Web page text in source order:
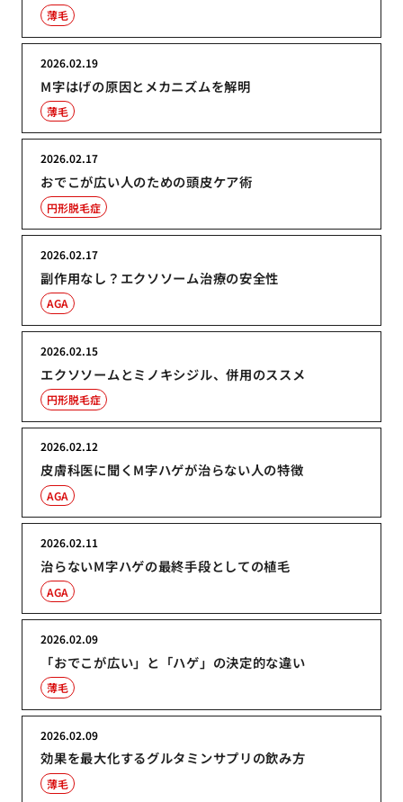
薄毛
M字はげの原因とメカニズムを解明
2026.02.19
薄毛
おでこが広い人のための頭皮ケア術
2026.02.17
円形脱毛症
副作用なし？エクソソーム治療の安全性
2026.02.17
AGA
エクソソームとミノキシジル、併用のススメ
2026.02.15
円形脱毛症
皮膚科医に聞くM字ハゲが治らない人の特徴
2026.02.12
AGA
治らないM字ハゲの最終手段としての植毛
2026.02.11
AGA
「おでこが広い」と「ハゲ」の決定的な違い
2026.02.09
薄毛
効果を最大化するグルタミンサプリの飲み方
2026.02.09
薄毛